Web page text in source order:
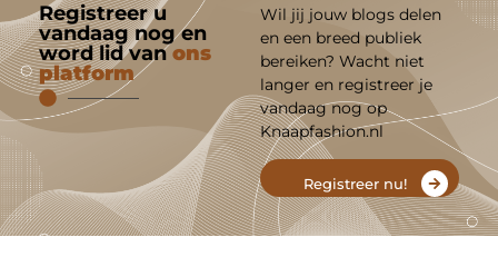
Registreer u
vandaag nog en
word lid vanons
platform
Wil jij jouw blogs delen
en een breed publiek
bereiken? Wacht niet
langer en registreer je
vandaag nog op
Knaapfashion.nl
Registreer nu!